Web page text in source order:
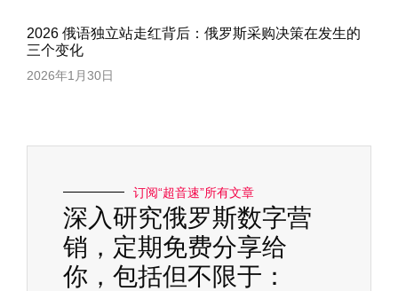
2026 俄语独立站走红背后：俄罗斯采购决策在发生的
三个变化
2026年1月30日
订阅“超音速”所有文章
深入研究俄罗斯数字营
销，定期免费分享给
你，包括但不限于：